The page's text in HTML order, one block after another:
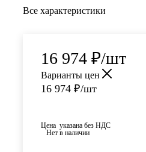
Все характеристики
16 974 ₽/шт
Варианты цен
16 974 ₽/шт
Цена указана без НДС
Нет в наличии